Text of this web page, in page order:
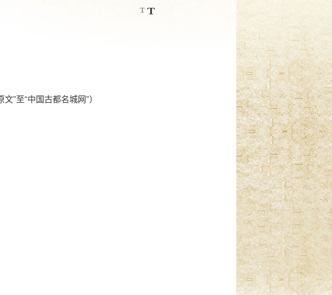
”至“中国古都名城网”）